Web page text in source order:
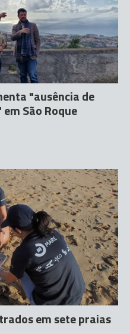
"ausência de
São Roque
em sete praias